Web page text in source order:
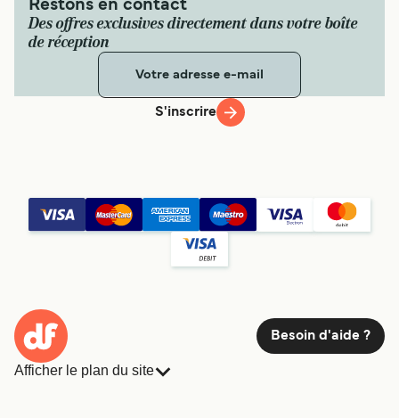
Restons en contact
Des offres exclusives directement dans votre boîte
de réception
S'inscrire
Besoin d'aide ?
Afficher le plan du site